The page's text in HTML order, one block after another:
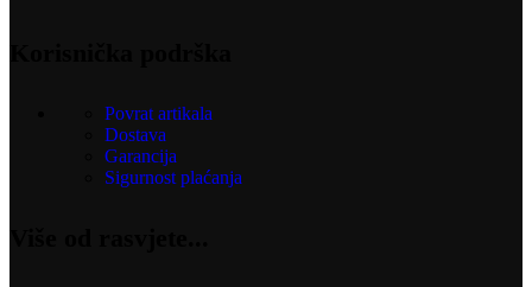
Povrat artikala
Dostava
Garancija
Sigurnost plaćanja